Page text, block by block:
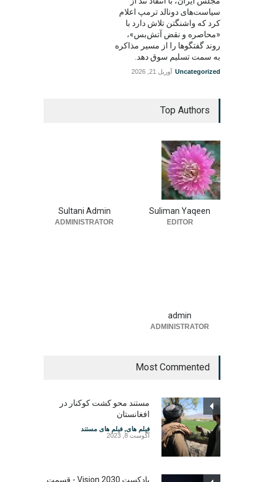
سیاست‌های دونالد ترمپ اعلام
کرد که واشنگتن تلاش دارد با
«محاصره و نقض آتش‌بس»،
روند گفتگوها را از مسیر مذاکره
به سمت تسلیم سوق دهد.
Uncategorized آوریل 21, 2026
Top Authors
Suliman Yaqeen
EDITOR
Sultani Admin
ADMINISTRATOR
admin
ADMINISTRATOR
Most Commented
مستند محو کشت کوکنار در
افغانستان
فیلم های, فیلم های مستند
آگوست 8, 2023
پادکست Vision 2030 - قسمت